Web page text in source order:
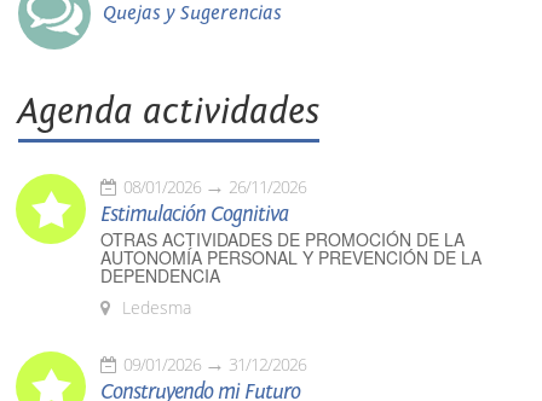
Quejas y Sugerencias
Agenda actividades
08/01/2026 26/11/2026
Estimulación Cognitiva
OTRAS ACTIVIDADES DE PROMOCIÓN DE LA
AUTONOMÍA PERSONAL Y PREVENCIÓN DE LA
DEPENDENCIA
Ledesma
09/01/2026 31/12/2026
Construyendo mi Futuro